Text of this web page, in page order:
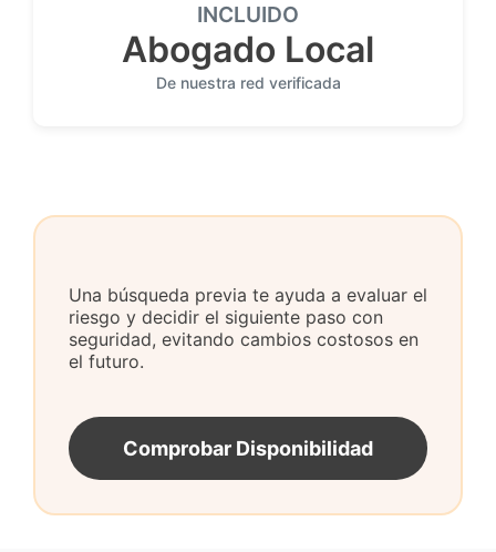
INCLUIDO
Abogado Local
De nuestra red verificada
Una búsqueda previa te ayuda a evaluar el
riesgo y decidir el siguiente paso con
seguridad, evitando cambios costosos en
el futuro.
Comprobar Disponibilidad